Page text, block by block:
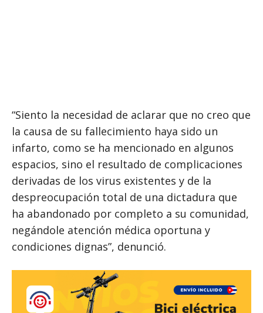
“Siento la necesidad de aclarar que no creo que
la causa de su fallecimiento haya sido un
infarto, como se ha mencionado en algunos
espacios, sino el resultado de complicaciones
derivadas de los virus existentes y de la
despreocupación total de una dictadura que
ha abandonado por completo a su comunidad,
negándole atención médica oportuna y
condiciones dignas”, denunció.